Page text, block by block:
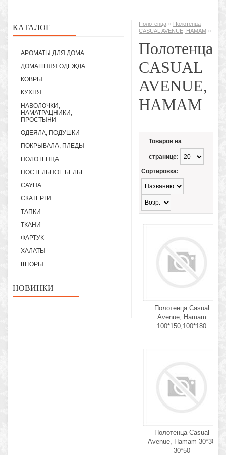
КАТАЛОГ
АРОМАТЫ ДЛЯ ДОМА
ДОМАШНЯЯ ОДЕЖДА
КОВРЫ
КУХНЯ
НАВОЛОЧКИ,
НАМАТРАЦНИКИ,
ПРОСТЫНИ
ОДЕЯЛА, ПОДУШКИ
ПОКРЫВАЛА, ПЛЕДЫ
ПОЛОТЕНЦА
ПОСТЕЛЬНОЕ БЕЛЬЕ
САУНА
СКАТЕРТИ
ТАПКИ
ТКАНИ
ФАРТУК
ХАЛАТЫ
ШТОРЫ
НОВИНКИ
Полотенца » Полотенца
CASUAL AVENUE, HAMAM »
Полотенца
CASUAL
AVENUE,
HAMAM
Товаров на
странице:
Сортировка:
Полотенца Casual
Avenue, Hamam
100*150;100*180
Полотенца Casual
Avenue, Hamam 30*30
30*50